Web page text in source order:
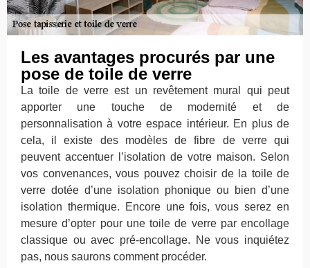
Les avantages procurés par une
pose de toile de verre
La toile de verre est un revêtement mural qui peut
apporter une touche de modernité et de
personnalisation à votre espace intérieur. En plus de
cela, il existe des modèles de fibre de verre qui
peuvent accentuer l’isolation de votre maison. Selon
vos convenances, vous pouvez choisir de la toile de
verre dotée d’une isolation phonique ou bien d’une
isolation thermique. Encore une fois, vous serez en
mesure d’opter pour une toile de verre par encollage
classique ou avec pré-encollage. Ne vous inquiétez
pas, nous saurons comment procéder.